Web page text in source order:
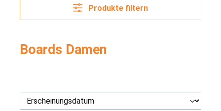
Produkte filtern
Boards Damen